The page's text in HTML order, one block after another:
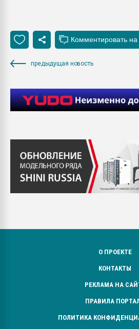
предыдущая новость
О ПРОЕКТЕ
КОНТАКТЫ
РЕКЛАМА НА
ПРАВИЛА
ПОЛИТИКА